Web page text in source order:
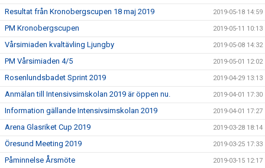
Resultat från Kronobergscupen 18 maj 2019 2019-05-18 14:59
PM Kronobergscupen 2019-05-11 10:13
Vårsimiaden kvaltävling Ljungby 2019-05-08 14:32
PM Vårsimiaden 4/5 2019-05-01 12:02
Rosenlundsbadet Sprint 2019 2019-04-29 13:13
Anmälan till Intensivsimskolan 2019 är öppen nu. 2019-04-01 17:30
Information gällande Intensivsimskolan 2019 2019-04-01 17:27
Arena Glasriket Cup 2019 2019-03-28 18:14
Öresund Meeting 2019 2019-03-25 17:33
Påminnelse Årsmöte 2019-03-15 12:17